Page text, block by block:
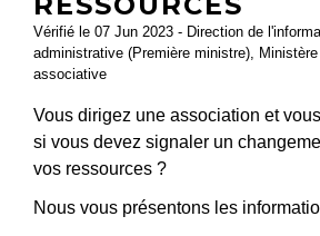
Vérifié le 07 Jun 2023 - Direction de
administrative (Première ministre),
associative
Vous dirigez une association et
si vous devez signaler un
vos ressources ?
Nous vous présentons les